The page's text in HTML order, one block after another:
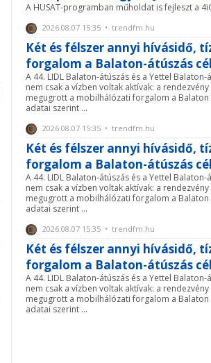
A HUSAT-programban műholdat is fejleszt a
2026.08.07 15:35 • trendfm.hu
Két és félszer annyi hívásidő,
forgalom a Balaton-átúszás
A 44. LIDL Balaton-átúszás és a Yettel Balaton-
nem csak a vízben voltak aktívak: a
megugrott a mobilhálózati forgalom a Balaton
adatai szerint ...
2026.08.07 15:35 • trendfm.hu
Két és félszer annyi hívásidő,
forgalom a Balaton-átúszás
A 44. LIDL Balaton-átúszás és a Yettel Balaton-
nem csak a vízben voltak aktívak: a
megugrott a mobilhálózati forgalom a Balaton
adatai szerint ...
2026.08.07 15:35 • trendfm.hu
Két és félszer annyi hívásidő,
forgalom a Balaton-átúszás
A 44. LIDL Balaton-átúszás és a Yettel Balaton-
nem csak a vízben voltak aktívak: a
megugrott a mobilhálózati forgalom a Balaton
adatai szerint ...